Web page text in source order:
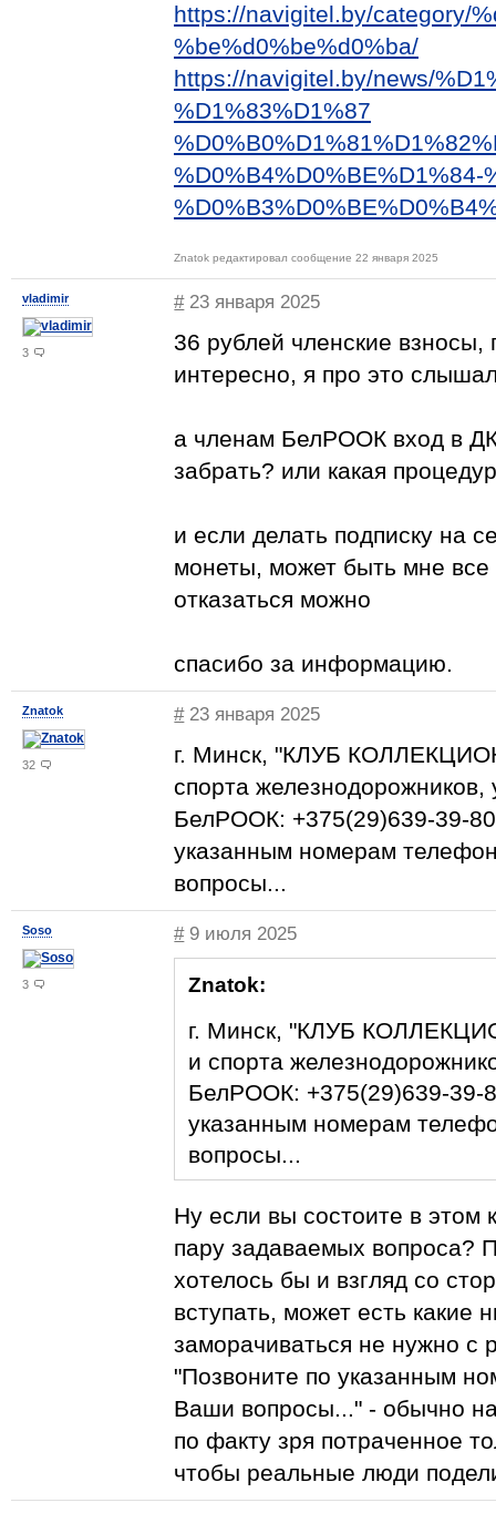
https://navigitel.by/category/
%be%d0%be%d0%ba/
https://navigitel.by/news/
%D1%83%D1%87
%D0%B4%D0%BE%D1%84-
Znatok редактировал сообщение 22 января 2025
vladimir
3
#23 января 2025
36 рублей членские взносы,
интересно, я про это
а членам БелРООК вход в
забрать? или какая
и если делать подписку на
монеты, может быть мне все
отказаться можно
спасибо за информацию.
Znatok
32
#23 января 2025
г. Минск, "КЛУБ
спорта
БелРООК: +375(29)639-39-
указанным номерам
вопросы...
Soso
3
#9 июля 2025
Znatok:
г. Минск, "КЛУБ
и спорта
БелРООК: +375(29)639-39-
указанным номерам
вопросы...
Ну если вы состоите в этом
пару задаваемых вопроса?
хотелось бы и взгляд со
вступать, может есть какие
заморачиваться не нужно с
"Позвоните по указанным
Ваши вопросы..." - обычно
по факту зря потраченное
чтобы реальные люди